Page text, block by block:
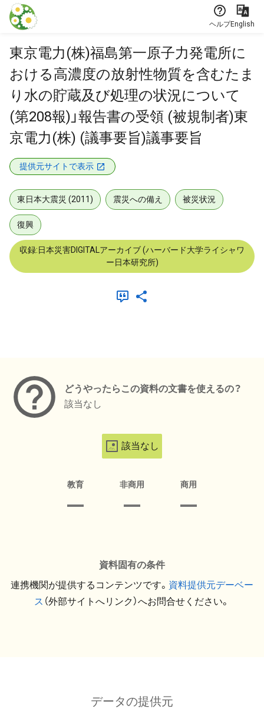
本文に飛ぶ
ヘルプEnglish
東京電力(株)福島第一原子力発電所に
おける高濃度の放射性物質を含むたま
り水の貯蔵及び処理の状況について
(第208報)」報告書の受領 (被規制者)東
京電力(株) (議事要旨)議事要旨
提供元サイトで表示
東日本大震災 (2011) 震災への備え 被災状況
復興
収録:日本災害DIGITALアーカイブ (ハーバード大学ライシャワ
ー日本研究所)
どうやったらこの資料の文書を使えるの？
該当なし
該当なし
教育 非商用 商用
資料固有の条件
連携機関が提供するコンテンツです。 資料提供元デーベー
ス （外部サイトへリンク）へお問合せください。
データの提供元